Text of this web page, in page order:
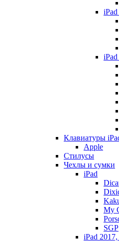
Клавиатуры
Apple
Стилусы
Чехлы и сумки
iPad
My
SGP
iPad